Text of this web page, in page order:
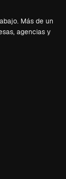
Más de un
agencias y